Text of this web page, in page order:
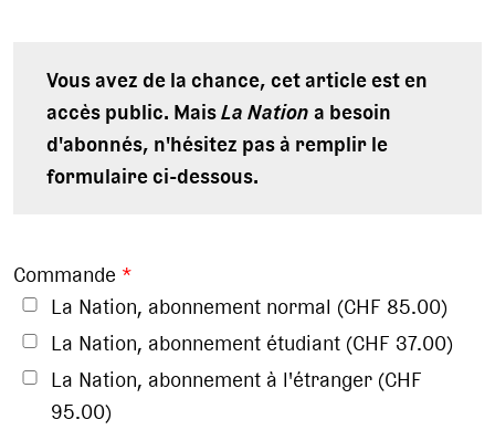
Vous avez de la chance, cet article est en
accès public. MaisLa Nationa besoin
d'abonnés, n'hésitez pas à remplir le
formulaire ci-dessous.
Commande *
La Nation, abonnement normal (CHF 85.00)
La Nation, abonnement étudiant (CHF 37.00)
La Nation, abonnement à l'étranger (CHF
95.00)